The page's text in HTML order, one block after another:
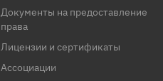
Документы на предоставление
права
Лицензии и сертификаты
Ассоциации